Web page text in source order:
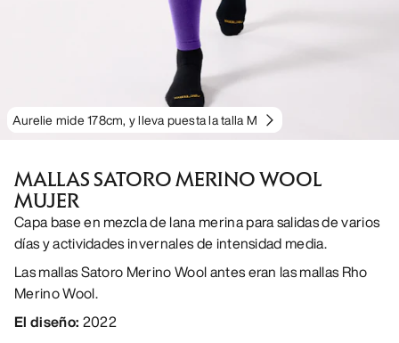
Aurelie mide 178cm, y lleva puesta la talla M
MALLAS SATORO MERINO WOOL
MUJER
Capa base en mezcla de lana merina para salidas de varios
días y actividades invernales de intensidad media.
Las mallas Satoro Merino Wool antes eran las mallas Rho
Merino Wool.
El diseño: 2022